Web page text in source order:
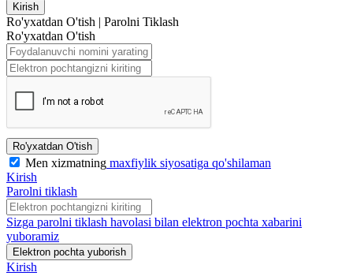
Kirish
Ro'yxatdan O'tish | Parolni Tiklash
Ro'yxatdan O'tish
Ro'yxatdan O'tish
Men xizmatning maxfiylik siyosatiga qo'shilaman
Kirish
Parolni tiklash
Sizga parolni tiklash havolasi bilan elektron pochta xabarini
yuboramiz
Elektron pochta yuborish
Kirish